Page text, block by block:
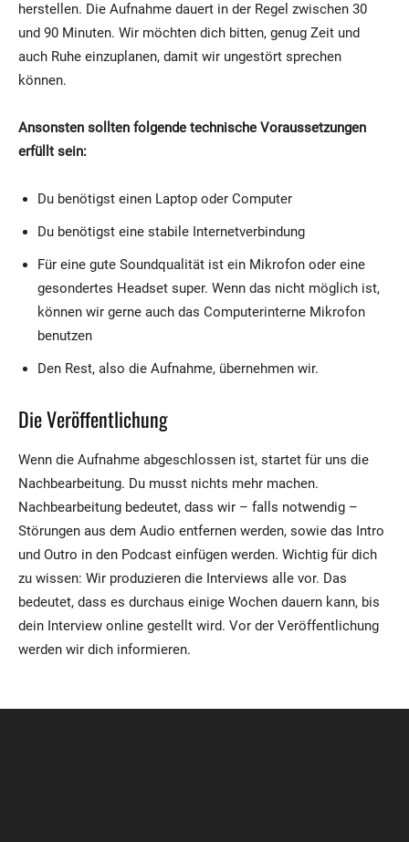
herstellen. Die Aufnahme dauert in der Regel zwischen 30
und 90 Minuten. Wir möchten dich bitten, genug Zeit und
auch Ruhe einzuplanen, damit wir ungestört sprechen
können.
Ansonsten sollten folgende technische Voraussetzungen
erfüllt sein:
Du benötigst einen Laptop oder Computer
Du benötigst eine stabile Internetverbindung
Für eine gute Soundqualität ist ein Mikrofon oder eine
gesondertes Headset super. Wenn das nicht möglich ist,
können wir gerne auch das Computerinterne Mikrofon
benutzen
Den Rest, also die Aufnahme, übernehmen wir.
Die Veröffentlichung
Wenn die Aufnahme abgeschlossen ist, startet für uns die
Nachbearbeitung. Du musst nichts mehr machen.
Nachbearbeitung bedeutet, dass wir – falls notwendig –
Störungen aus dem Audio entfernen werden, sowie das Intro
und Outro in den Podcast einfügen werden. Wichtig für dich
zu wissen: Wir produzieren die Interviews alle vor. Das
bedeutet, dass es durchaus einige Wochen dauern kann, bis
dein Interview online gestellt wird. Vor der Veröffentlichung
werden wir dich informieren.